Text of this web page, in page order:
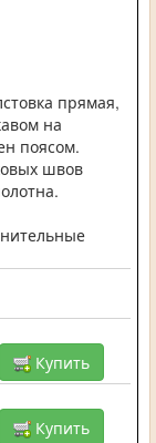
прямая,
на
поясом.
швов
Купить
Купить